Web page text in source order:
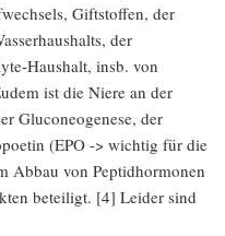
Gift­stoffen, der
der
Haushalt, insb. von
ist die Niere an der
Gluconeogenese, der
(EPO -> wichtig für die
Abbau von Peptidhormonen
beteiligt. [4] Leider sind